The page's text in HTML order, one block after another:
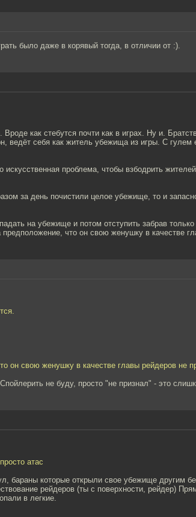
было даже в корявый тогда, в отличии от :).
как стебутся почти как в играх. Ну и.
ведёт себя как житель убежища из игры. С
искусственная проблема, чтобы взбодрить
за день почистили целое убежище, то и
на убежище и потом отступить забрав
что он свою женушку в качестве
он свою женушку в качестве главы рейдеров не
не буду, просто "не признал" - это
атас
бараны которые открыли свое убежище другим
рейдеров (ты с поверхности, рейдер)
в легкие.